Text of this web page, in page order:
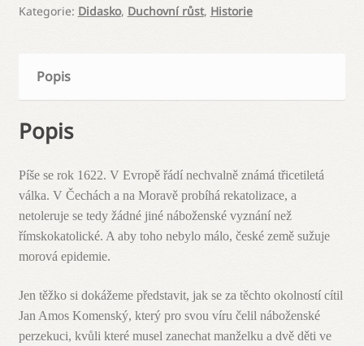
množství
Kategorie: Didasko, Duchovní růst, Historie
Popis
Popis
Píše se rok 1622. V Evropě řádí nechvalně známá třicetiletá
válka. V Čechách a na Moravě probíhá rekatolizace, a
netoleruje se tedy žádné jiné náboženské vyznání než
římskokatolické. A aby toho nebylo málo, české země sužuje
morová epidemie.
Jen těžko si dokážeme představit, jak se za těchto okolností cítil
Jan Amos Komenský, který pro svou víru čelil náboženské
perzekuci, kvůli které musel zanechat manželku a dvě děti ve